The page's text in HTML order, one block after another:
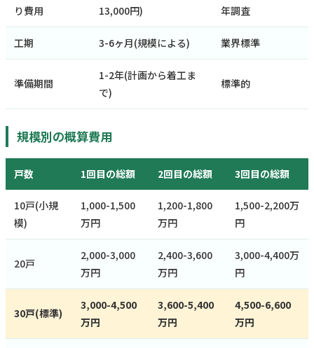
り費用
13,000円)
年調査
工期 3-6ヶ月(規模による) 業界標準
準備期間
1-2年(計画から着工ま
で)
標準的
規模別の概算費用
戸数 1回目の総額 2回目の総額 3回目の総額
10戸(小規
模)
1,000-1,500
万円
1,200-1,800
万円
1,500-2,200万
円
20戸
2,000-3,000
万円
2,400-3,600
万円
3,000-4,400万
円
30戸(標準)
3,000-4,500
万円
3,600-5,400
万円
4,500-6,600
万円